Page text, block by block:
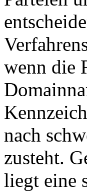
wenn die
nach
zusteht.
liegt eine